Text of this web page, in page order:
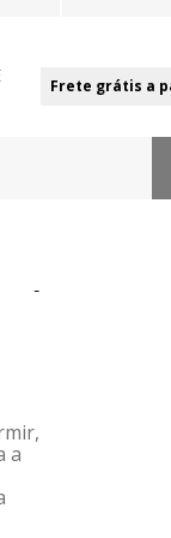
Frete grátis a
-
a